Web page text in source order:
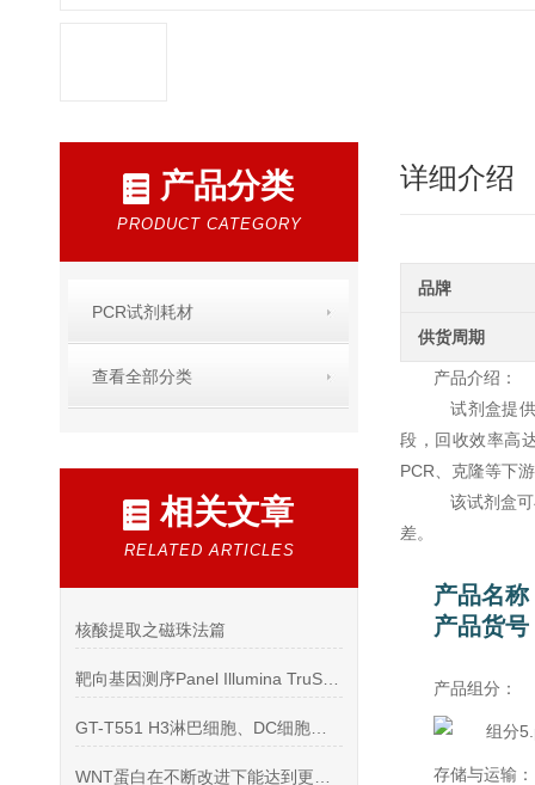
产品分类
PRODUCT CATEGORY
PCR试剂耗材
查看全部分类
相关文章
RELATED ARTICLES
核酸提取之磁珠法篇
详细介绍
品牌
供货周期
产品介绍：
试剂盒提供
段，回收效率高
PCR、克隆等下
该试剂盒可
差。
产品名称
产品货
产品组分：
存储与运输：